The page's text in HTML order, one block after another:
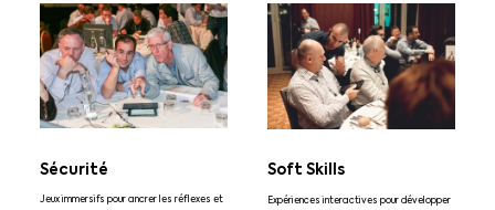
Sécurité
Jeux immersifs pour ancrer les réflexes et
Soft Skills
Expériences interactives pour développer